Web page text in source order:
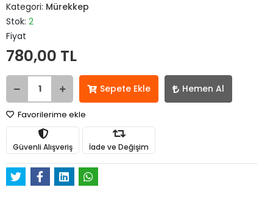
Kategori: Mürekkep
Stok: 2
Fiyat
780,00 TL
Sepete Ekle Hemen Al
Favorilerime ekle
Güvenli Alışveriş İade ve Değişim